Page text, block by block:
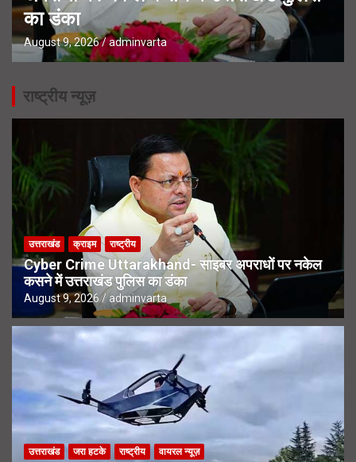
का डंका
August 9, 2026 adminvarta
राष्ट्रीय न्यूज़
उत्तराखंड क्राइम राष्ट्रीय
Cyber Crime Uttarakhand- साइबर अपराधों पर नकेल
कसने में उत्तराखंड पुलिस का डंका
August 9, 2026 adminvarta
उत्तराखंड जरा हटके राष्ट्रीय वायरल न्यूज़